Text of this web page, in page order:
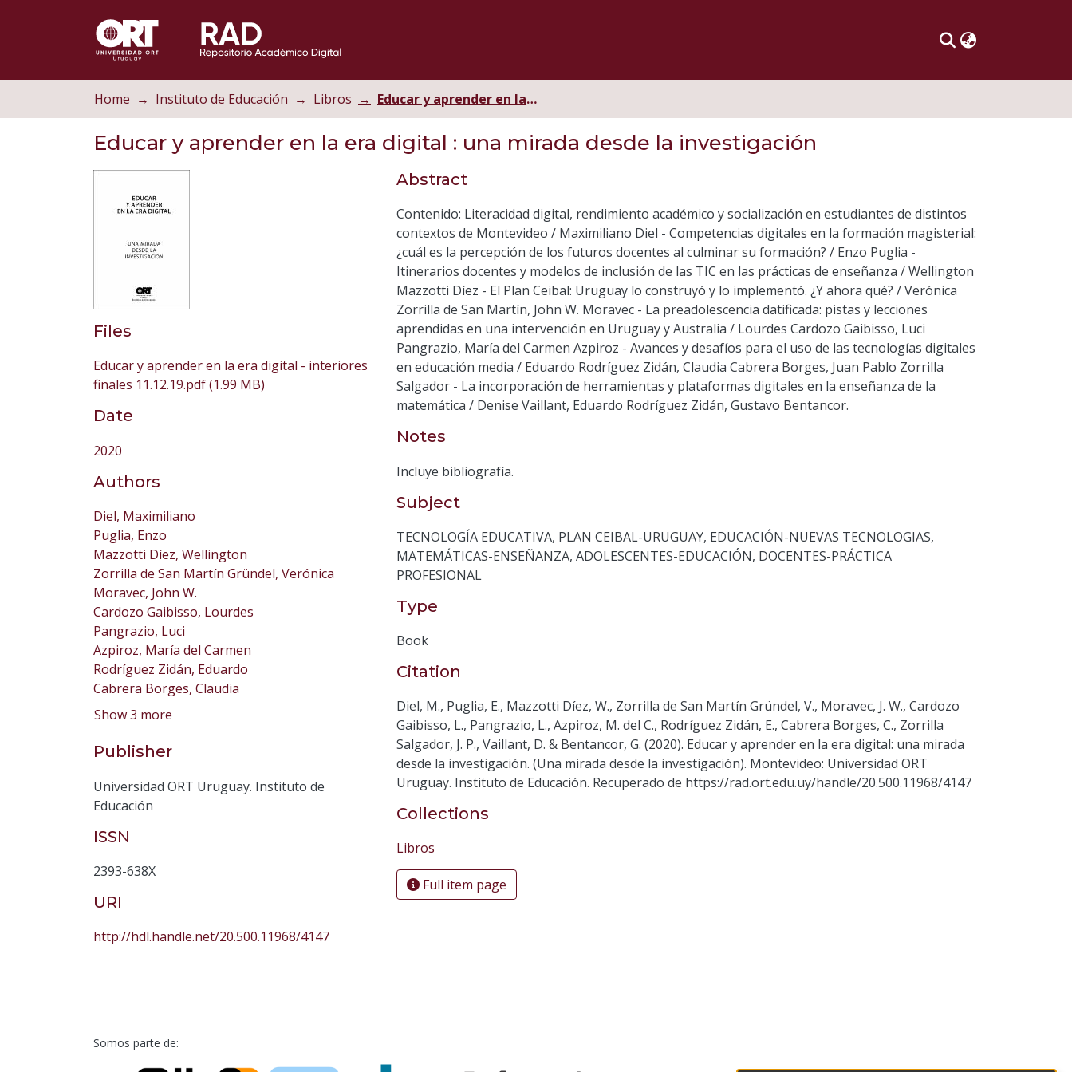
Home Instituto de Educación Libros Educar y aprender en la era digital
Educar y aprender en la era digital : una mirada desde la investigación
Files
Educar y aprender en la era digital - interiores
finales 11.12.19.pdf(1.99 MB)
Date
2020
Authors
Diel, Maximiliano
Puglia, Enzo
Mazzotti Díez, Wellington
Zorrilla de San Martín Gründel, Verónica
Moravec, John W.
Cardozo Gaibisso, Lourdes
Pangrazio, Luci
Azpiroz, María del Carmen
Rodríguez Zidán, Eduardo
Cabrera Borges, Claudia
Show 3 more
Publisher
Universidad ORT Uruguay. Instituto de
Educación
ISSN
2393-638X
URI
http://hdl.handle.net/20.500.11968/4147
Abstract
Contenido: Literacidad digital, rendimiento académico y socialización en estudiantes de distintos
contextos de Montevideo / Maximiliano Diel - Competencias digitales en la formación magisterial:
¿cuál es la percepción de los futuros docentes al culminar su formación? / Enzo Puglia -
Itinerarios docentes y modelos de inclusión de las TIC en las prácticas de enseñanza / Wellington
Mazzotti Díez - El Plan Ceibal: Uruguay lo construyó y lo implementó. ¿Y ahora qué? / Verónica
Zorrilla de San Martín, John W. Moravec - La preadolescencia datificada: pistas y lecciones
aprendidas en una intervención en Uruguay y Australia / Lourdes Cardozo Gaibisso, Luci
Pangrazio, María del Carmen Azpiroz - Avances y desafíos para el uso de las tecnologías digitales
en educación media / Eduardo Rodríguez Zidán, Claudia Cabrera Borges, Juan Pablo Zorrilla
Salgador - La incorporación de herramientas y plataformas digitales en la enseñanza de la
matemática / Denise Vaillant, Eduardo Rodríguez Zidán, Gustavo Bentancor.
Notes
Incluye bibliografía.
Subject
TECNOLOGÍA EDUCATIVA, PLAN CEIBAL-URUGUAY, EDUCACIÓN-NUEVAS TECNOLOGIAS,
MATEMÁTICAS-ENSEÑANZA, ADOLESCENTES-EDUCACIÓN, DOCENTES-PRÁCTICA
PROFESIONAL
Type
Book
Citation
Diel, M., Puglia, E., Mazzotti Díez, W., Zorrilla de San Martín Gründel, V., Moravec, J. W., Cardozo
Gaibisso, L., Pangrazio, L., Azpiroz, M. del C., Rodríguez Zidán, E., Cabrera Borges, C., Zorrilla
Salgador, J. P., Vaillant, D. & Bentancor, G. (2020). Educar y aprender en la era digital: una mirada
desde la investigación. (Una mirada desde la investigación). Montevideo: Universidad ORT
Uruguay. Instituto de Educación. Recuperado de https://rad.ort.edu.uy/handle/20.500.11968/4147
Collections
Libros
Full item page
Somos parte de: